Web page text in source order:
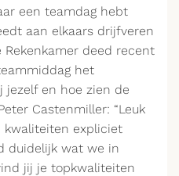
een teamdag hebt
aan elkaars drijfveren
deed recent
het
jezelf en hoe zien de
Castenmiller: “Leuk
kwaliteiten expliciet
duidelijk wat we in
jij je topkwaliteiten